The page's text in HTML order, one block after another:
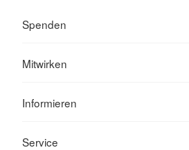
Spenden
Mitwirken
Informieren
Service